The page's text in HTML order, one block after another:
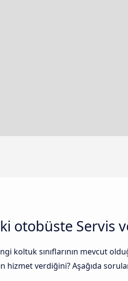
otobüste Servis
koltuk sınıflarının mevcut
verdiğini? Aşağıda